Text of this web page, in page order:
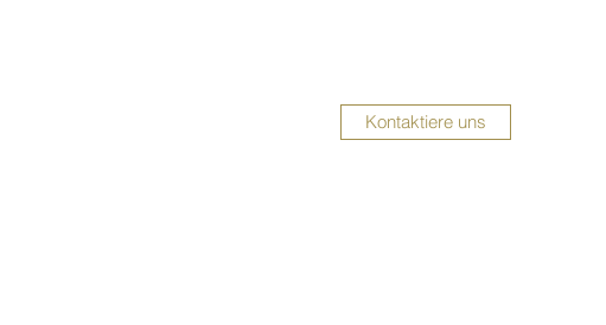
Kontaktiere uns